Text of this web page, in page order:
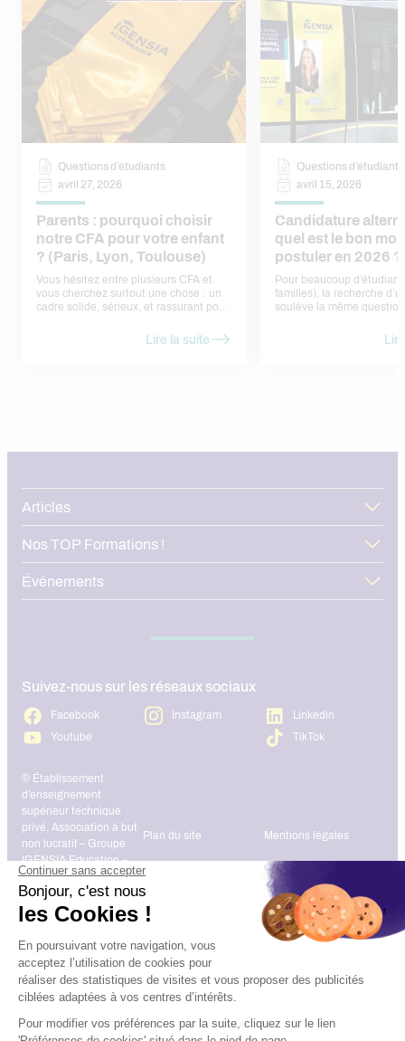
Questions d’étudiants
avril 27, 2026
Parents : pourquoi choisir
notre CFA pour votre enfant
? (Paris, Lyon, Toulouse)
Vous hésitez entre plusieurs CFA et
vous cherchez surtout une chose : un
cadre solide, sérieux, et rassurant pour
questions/réponses — comme si nous
Lire la suite
Questions d’étudiants
avril 15, 2026
Candidature
quel est le bon
postuler en 2026 ?
Pour beaucoup
familles), la recherche
soulève la même
ne pas trouver d’offres.
risque de passer à côté
Articles
Nos TOP Formations !
Événements
Suivez-nous sur les réseaux sociaux
Facebook Instagram
Linkedin
Youtube
TikTok
© Établissement
d’enseignement
supérieur technique
privé, Association à but
non lucratif – Groupe
IGENSIA Education –
Mise à jour site :
Janvier 2026
Plan du site Mentions légales
Charte des données
Contact